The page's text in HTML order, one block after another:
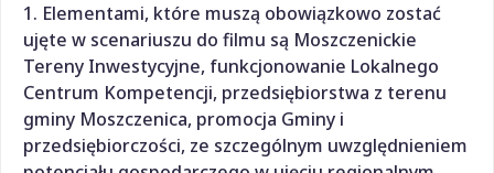
1. Elementami, które muszą obowiązkowo zostać
ujęte w scenariuszu do filmu są Moszczenickie
Tereny Inwestycyjne, funkcjonowanie Lokalnego
Centrum Kompetencji, przedsiębiorstwa z terenu
gminy Moszczenica, promocja Gminy i
przedsiębiorczości, ze szczególnym uwzględnieniem